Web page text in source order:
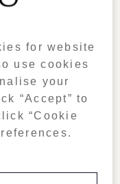
.
for website
use cookies
your
“Accept” to
“Cookie